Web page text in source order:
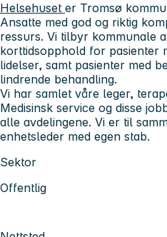
Helsehuset er Tromsø
Ansatte med god og riktig
ressurs. Vi tilbyr kommunale
korttidsopphold for pasienter
lidelser, samt pasienter med
lindrende behandling.
Vi har samlet våre leger,
Medisinsk service og disse
alle avdelingene. Vi er til
enhetsleder med egen stab.
Sektor
Offentlig